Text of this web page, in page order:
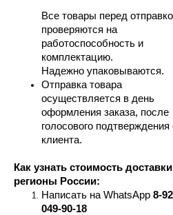
Все товары перед
проверяются на
работоспособность и
комплектацию.
Надежно упаковываются.
Отправка товара
осуществляется в день
оформления заказа, после
голосового подтверждения
клиента.
Как узнать стоимость
регионы России:
Написать на WhatsApp 8-
049-90-18